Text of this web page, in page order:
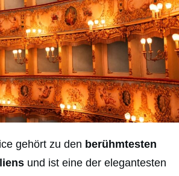
gehört zu den berühmtesten
und ist eine der elegantesten